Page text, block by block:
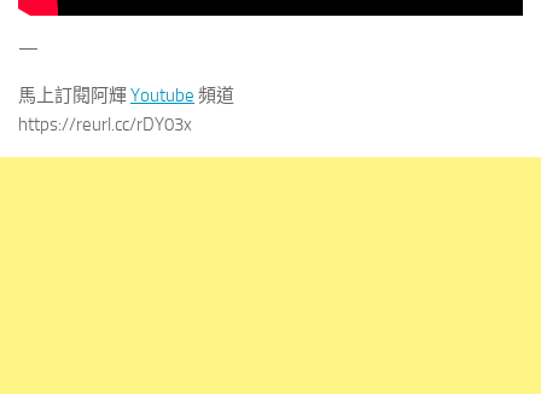
—
馬上訂閱阿輝Youtube 頻道
https://reurl.cc/rDY03x